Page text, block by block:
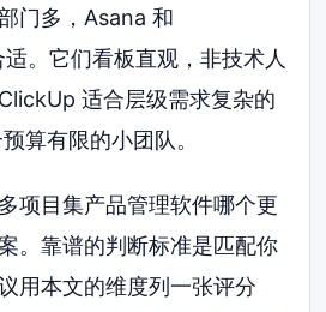
门多，Asana 和
。它们看板直观，非技术人
适合层级需求复杂的
算有限的小团队。
项目集产品管理软件哪个更
。靠谱的判断标准是匹配你
用本文的维度列一张评分